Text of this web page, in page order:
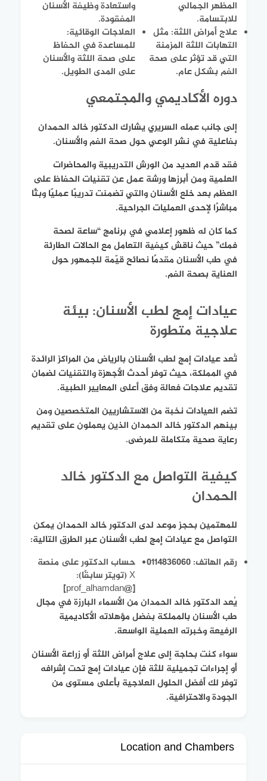
المظهر الجمالي
للابتسامة.
واستعادة وظيفة الأسنان
المفقودة.
علاج أمراض اللثة: مثل
التهابات اللثة المزمنة
التي قد تؤثر على صحة
الفم بشكل عام.
العلاجات الوقائية:
للمساعدة في الحفاظ
على صحة اللثة والأسنان
على المدى الطويل.
دوره الأكاديمي والمجتمعي
إلى جانب عمله السريري يشارك الدكتور خالد الحمدان
بفاعلية في نشر الوعي حول صحة الفم والأسنان.
فقد قدم العديد من الورش التدريبية والمحاضرات
العلمية ومن أبرزها ورشة عمل عن تقنيات الحفاظ على
العظم بعد خلع الأسنان والتي تضمنت تدريبًا عمليًا وبثًا
مباشرًا لإحدى العمليات الجراحية.
كما كان له ظهور إعلامي في برنامج “ساعة لصحة
فمك” حيث ناقش كيفية التعامل مع الحالات الطارئة
في طب الأسنان مقدمًا نصائح قيّمة للجمهور حول
العناية بصحة الفم.
عيادات إمج لطب الأسنان: بيئة
علاجية متطورة
تُعد عيادات إمج لطب الأسنان بالرياض من المراكز الرائدة
في المملكة، حيث توفر أحدث الأجهزة والتقنيات لضمان
تقديم علاجات فعالة وفق أعلى المعايير الطبية.
تضم العيادات نخبة من الاستشاريين المتخصصين ومن
بينهم الدكتور خالد الحمدان الذين يعملون على تقديم
رعاية صحية متكاملة للمرضى.
كيفية التواصل مع الدكتور خالد
الحمدان
للمهتمين بحجز موعد لدى الدكتور خالد الحمدان يمكن
التواصل مععيادات إمج لطب الأسنانعبر الطرق التالية:
رقم الهاتف: 0114836060
حساب الدكتور على منصة
X (تويتر سابقًا):
[@prof_alhamdan]
يُعد الدكتور خالد الحمدان من الأسماء البارزة في مجال
طب الأسنان بالمملكة بفضل مؤهلاته الأكاديمية
الرفيعة وخبرته العملية الواسعة.
سواء كنت بحاجة إلى علاج أمراض اللثة أو زراعة الأسنان
أو إجراءات تجميلية للثة فإن عيادات إمج تحت إشرافه
توفر لك أفضل الحلول العلاجية بأعلى مستوى من
الجودة والاحترافية.
Location and Chambers